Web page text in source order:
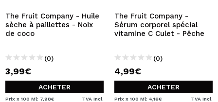
The Fruit Company - Huile
sèche à paillettes - Noix
de coco
(0)
3,99€
ACHETER
Prix x 100 Ml: 7,98€ TVA Incl.
The Fruit Company -
Sérum corporel spécial
vitamine C Culet - Pêche
(0)
4,99€
ACHETER
Prix x 100 Ml: 4,16€ TVA Incl.